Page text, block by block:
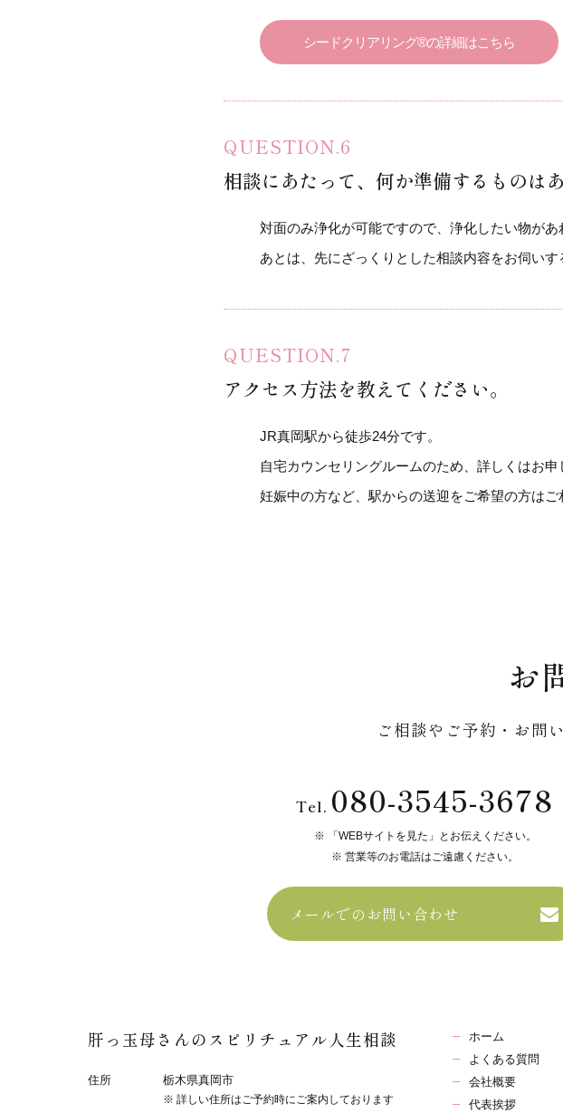
シードクリアリング®の詳細はこちら
相談にあたって、何か準備するものは
対面のみ浄化が可能ですので、浄化したい物があ
あとは、先にざっくりとした相談内容をお伺いす
アクセス方法を教えてください。
JR真岡駅から徒歩24分です。
自宅カウンセリングルームのため、詳しくはお申
妊娠中の方など、駅からの送迎をご希望の方はご
お
ご相談やご予約・お問
Tel. 080-3545-3678
「WEBサイトを見た」とお伝えください。
営業等のお電話はご遠慮ください。
メールでのお問い合わせ
肝っ玉母さんのスピリチュアル人生相談
住所 栃木県真岡市
詳しい住所はご予約時にご案内しております
ホーム
よくある質問
会社概要
代表挨拶